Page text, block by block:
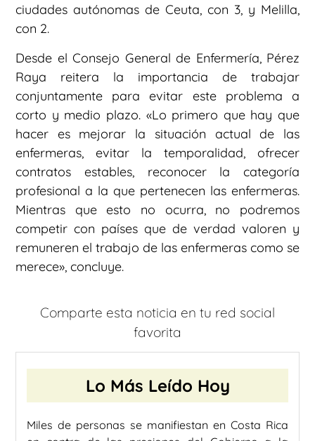
ciudades autónomas de Ceuta, con 3, y Melilla,
con 2.
Desde el Consejo General de Enfermería, Pérez
Raya reitera la importancia de trabajar
conjuntamente para evitar este problema a
corto y medio plazo. «Lo primero que hay que
hacer es mejorar la situación actual de las
enfermeras, evitar la temporalidad, ofrecer
contratos estables, reconocer la categoría
profesional a la que pertenecen las enfermeras.
Mientras que esto no ocurra, no podremos
competir con países que de verdad valoren y
remuneren el trabajo de las enfermeras como se
merece», concluye.
Comparte esta noticia en tu red social
favorita
Lo Más Leído Hoy
Miles de personas se manifiestan en Costa Rica